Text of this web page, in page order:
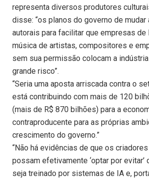
representa diversos produtores
disse: “os planos do governo de
autorais para facilitar que empresas de
música de artistas, compositores e
sem sua permissão colocam a
grande risco”.
“Seria uma aposta arriscada contra o
está contribuindo com mais de 120
(mais de R$ 870 bilhões) para a
contraproducente para as próprias
crescimento do governo.”
“Não há evidências de que os
possam efetivamente ‘optar por evitar’
seja treinado por sistemas de IA e,